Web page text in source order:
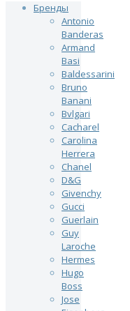
Бренды
Antonio
Banderas
Armand
Basi
Baldessarini
Bruno
Banani
Bvlgari
Cacharel
Carolina
Herrera
Chanel
D&G
Givenchy
Gucci
Guerlain
Guy
Laroche
Hermes
Hugo
Boss
Jose